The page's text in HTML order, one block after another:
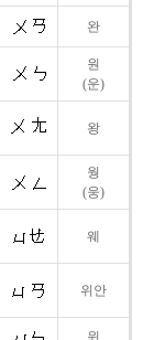
완
원
(운)
왕
웡
(웅)
웨
위안
윈